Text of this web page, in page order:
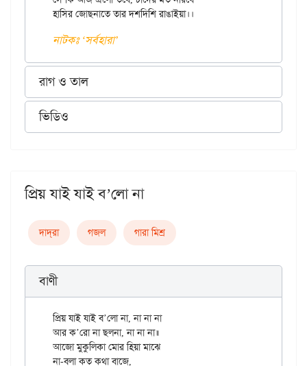
নাটকঃ ‘সর্বহারা’
রাগ ও তাল
ভিডিও
প্রিয় যাই যাই ব’লো না
দাদ্‌রা গজল গারা মিশ্র
বাণী
প্রিয় যাই যাই ব’লো না, না না না
আর ক’রো না ছলনা, না না না॥
আজো মুকুলিকা মোর হিয়া মাঝে
না-বলা কত কথা বাজে,